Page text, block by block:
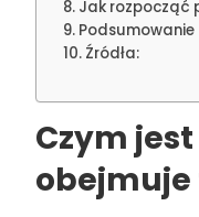
Jak rozpocząć
Podsumowanie
Źródła:
Czym jest
obejmuje